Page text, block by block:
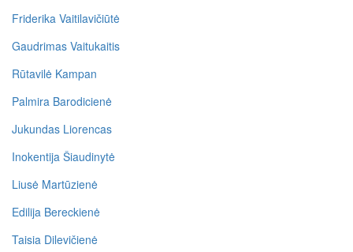
Friderika Vaitilavičiūtė
Gaudrimas Vaitukaitis
Rūtavilė Kampan
Palmira Barodicienė
Jukundas Liorencas
Inokentija Šiaudinytė
Liusė Martūzienė
Edilija Bereckienė
Taisia Dilevičienė